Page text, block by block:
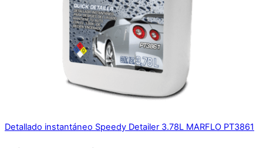
Detallado instantáneo Speedy Detailer 3.78L MARFLO PT3861